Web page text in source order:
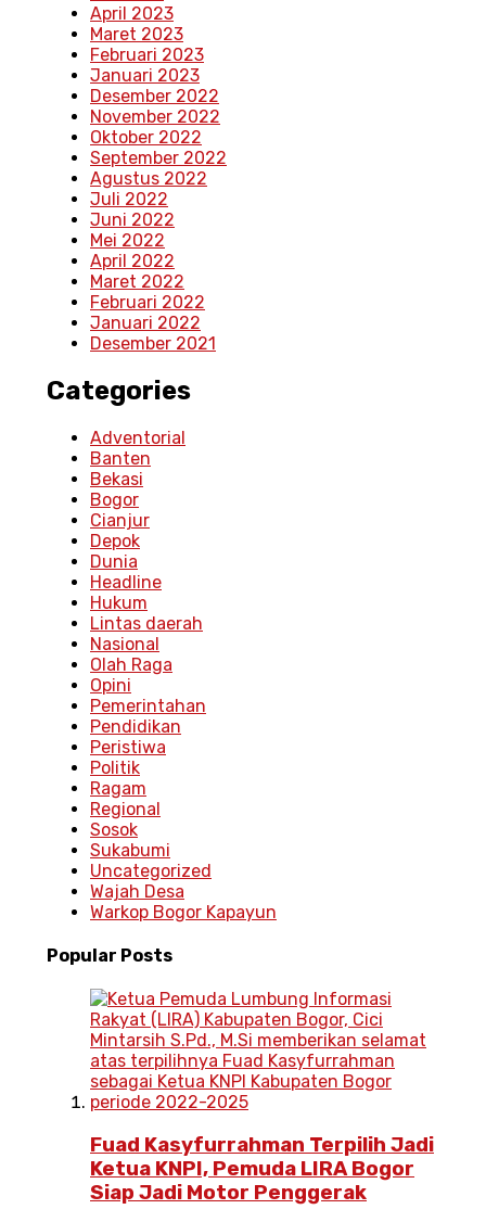
April 2023
Maret 2023
Februari 2023
Januari 2023
Desember 2022
November 2022
Oktober 2022
September 2022
Agustus 2022
Juli 2022
Juni 2022
Mei 2022
April 2022
Maret 2022
Februari 2022
Januari 2022
Desember 2021
Categories
Adventorial
Banten
Bekasi
Bogor
Cianjur
Depok
Dunia
Headline
Hukum
Lintas daerah
Nasional
Olah Raga
Opini
Pemerintahan
Pendidikan
Peristiwa
Politik
Ragam
Regional
Sosok
Sukabumi
Uncategorized
Wajah Desa
Warkop Bogor Kapayun
Popular Posts
Fuad Kasyfurrahman Terpilih Jadi
Ketua KNPI, Pemuda LIRA Bogor
Siap Jadi Motor Penggerak